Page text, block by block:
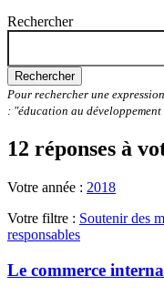
Rechercher
Rechercher
Pour rechercher une
: "éducation au
12 réponses à
Votre année : 2018
Votre filtre : Soutenir des
responsables
Le commerce